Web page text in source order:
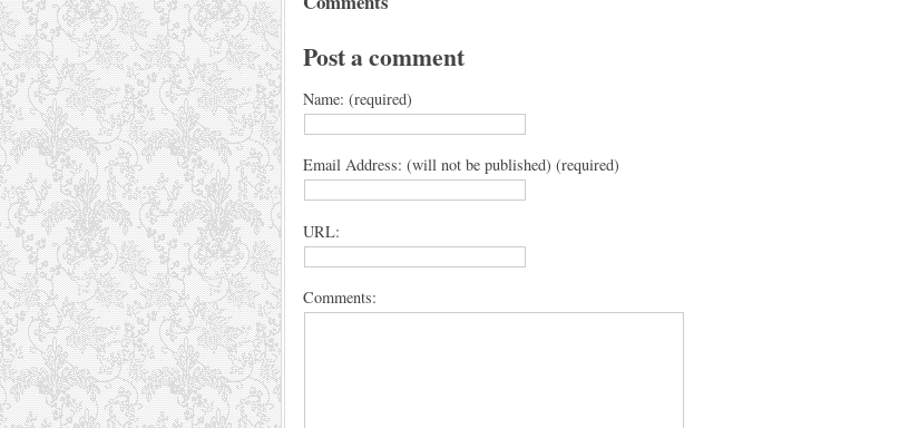
Post a comment
Name: (required)
Email Address: (will not be published) (required)
URL:
Comments: